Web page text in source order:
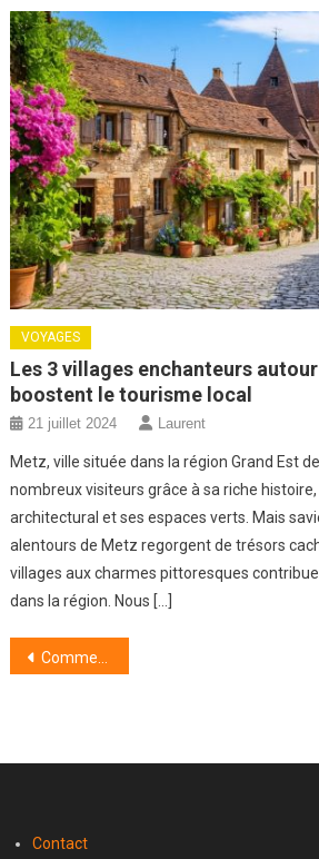
VOYAGES
Les 3 villages enchanteurs
boostent le tourisme local
21 juillet 2024 Laurent
Metz, ville située dans la région Grand Est
nombreux visiteurs grâce à sa riche
architectural et ses espaces verts. Mais
alentours de Metz regorgent de trésors
villages aux charmes pittoresques
dans la région. Nous […]
Navigation
Comment faire face à la pénurie de candidats et transformer cette situation en opportunité ?
Contact